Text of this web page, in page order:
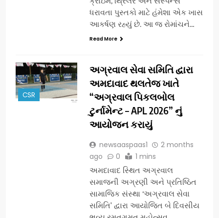
ધરાવતા પુસ્તકો માટે હંમેશા એક ખાસ
આકર્ષણ રહ્યું છે. આ જ રોમાંચને…
Read More
CSR
અગ્રવાલ સેવા સમિતિ દ્વારા
અમદાવાદ થલતેજ ખાતે
“અગ્રવાલ પિકલબોલ
ટુર્નામેન્ટ – APL 2026” નું
આયોજન કરાયું
newsaaspaas1
2 months
ago
0 1 mins
અમદાવાદ સ્થિત અગ્રવાલ
સમાજની અગ્રણી અને પ્રતિષ્ઠિત
સામાજિક સંસ્થા ‘અગ્રવાલ સેવા
સમિતિ’ દ્વારા આયોજિત બે દિવસીય